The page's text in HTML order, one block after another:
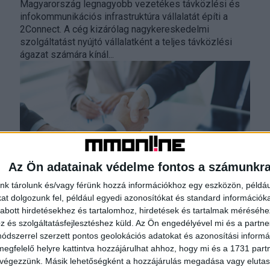
Az Ön adatainak védelme fontos a
tárolunk és/vagy férünk hozzá információkhoz egy eszközön,
dolgozunk fel, például egyedi azonosítókat és standard
hirdetésekhez és tartalomhoz, hirdetések és tartalmak
és szolgáltatásfejlesztéshez küld. Az Ön engedélyével mi és a
szerzett pontos geolokációs adatokat és azonosítási
helyre kattintva hozzájárulhat ahhoz, hogy mi és a 1731
Másik lehetőségként a hozzájárulás megadása vagy
Magyarország legnagyobb vezetékes távközlési és
infokommunikációs infrastruktúra vállalatát építi a
2Connect. A cég kizárólag nagykereskedelmi
szolgáltatást nyújtó vállalatként a teljes távközlési
ágazat számára kínál...
Folytatódik a 4iG és az Ökumenikus
Segélyszervezet stratégiai partnersége
Digital Center 2025. szeptember 4.
A 4iG Csoport két évvel meghosszabbítja stratégiai
együttműködését az Ökumenikus Segélyszervezettel,